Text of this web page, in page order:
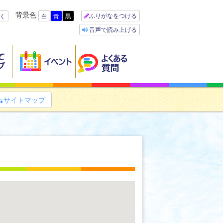
背景色 白 青 黒
ふりがなをつける
音声で読み上げる
サイトマップ